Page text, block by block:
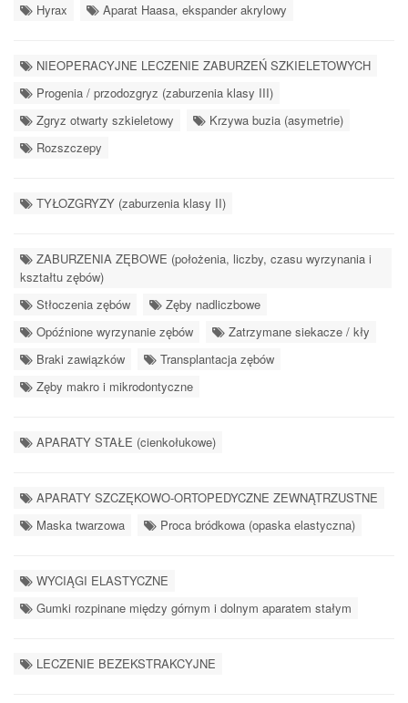
Hyrax
Aparat Haasa, ekspander akrylowy
NIEOPERACYJNE LECZENIE ZABURZEŃ SZKIELETOWYCH
Progenia / przodozgryz (zaburzenia klasy III)
Zgryz otwarty szkieletowy
Krzywa buzia (asymetrie)
Rozszczepy
TYŁOZGRYZY (zaburzenia klasy II)
ZABURZENIA ZĘBOWE (położenia, liczby, czasu wyrzynania i
kształtu zębów)
Stłoczenia zębów
Zęby nadliczbowe
Opóźnione wyrzynanie zębów
Zatrzymane siekacze / kły
Braki zawiązków
Transplantacja zębów
Zęby makro i mikrodontyczne
APARATY STAŁE (cienkołukowe)
APARATY SZCZĘKOWO-ORTOPEDYCZNE ZEWNĄTRZUSTNE
Maska twarzowa
Proca bródkowa (opaska elastyczna)
WYCIĄGI ELASTYCZNE
Gumki rozpinane między górnym i dolnym aparatem stałym
LECZENIE BEZEKSTRAKCYJNE